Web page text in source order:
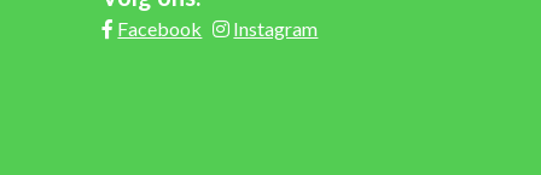
Facebook Instagram